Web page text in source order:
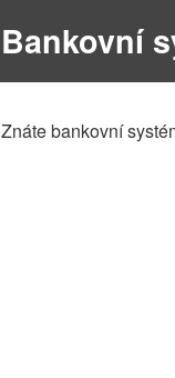
Bankovní
Znáte bankovní